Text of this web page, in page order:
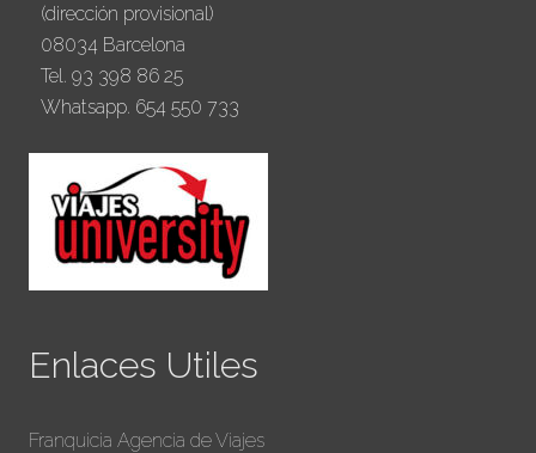
(dirección provisional)
08034 Barcelona
Tel. 93 398 86 25
Whatsapp. 654 550 733
Enlaces Utiles
Franquicia Agencia de Viajes